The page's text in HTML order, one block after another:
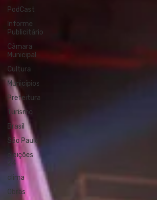
PodCast
Informe
Publicitário
Câmara
Municipal
Cultura
Municípios
Prefeitura
Turismo
Brasil
São Paulo
eleições
24
clima
Obras